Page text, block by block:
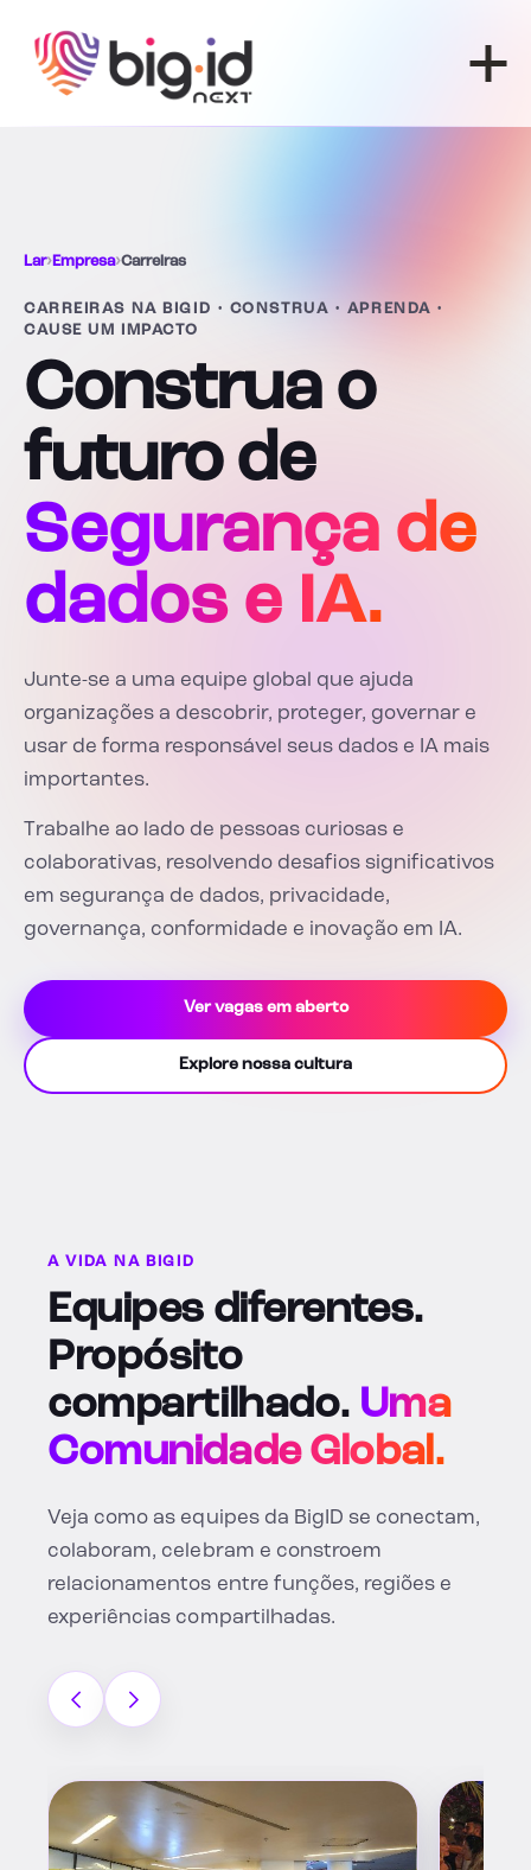
Lar› Empresa›Carreiras
CARREIRAS NA BIGID • CONSTRUA • APRENDA •
CAUSE UM IMPACTO
Construa o
futuro de
Segurança de
dados e IA.
Junte-se a uma equipe global que ajuda
organizações a descobrir, proteger, governar e
usar de forma responsável seus dados e IA mais
importantes.
Trabalhe ao lado de pessoas curiosas e
colaborativas, resolvendo desafios significativos
em segurança de dados, privacidade,
governança, conformidade e inovação em IA.
Ver vagas em aberto
Explore nossa cultura
A VIDA NA BIGID
Equipes diferentes.
Propósito
compartilhado. Uma
Comunidade Global.
Veja como as equipes da BigID se conectam,
colaboram, celebram e constroem
relacionamentos entre funções, regiões e
experiências compartilhadas.